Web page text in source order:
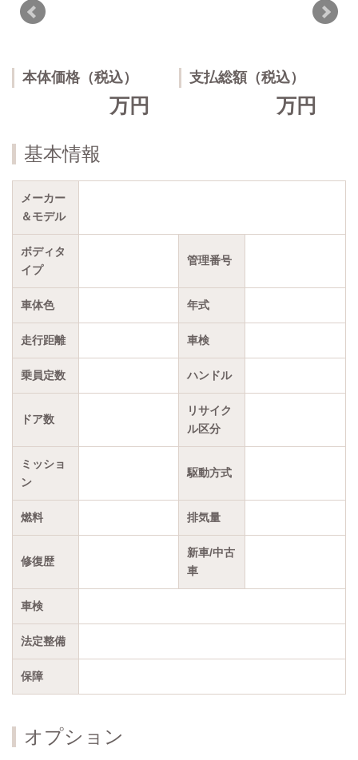
本体価格（税込）
万円
支払総額（税込）
万円
基本情報
メーカー
＆モデル
ボディタ
イプ
管理番号
車体色 年式
走行距離 車検
乗員定数 ハンドル
ドア数
リサイク
ル区分
ミッショ
ン
駆動方式
燃料 排気量
修復歴
新車/中古
車
車検
法定整備
保障
オプション